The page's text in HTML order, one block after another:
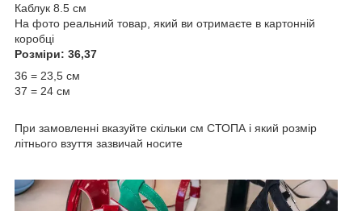
Каблук 8.5 см
На фото реальний товар, який ви отримаєте в картонній
коробці
Розміри: 36,37
36 = 23,5 см
37 = 24 см
При замовленні вказуйте скільки см СТОПА і який розмір
літнього взуття зазвичай носите